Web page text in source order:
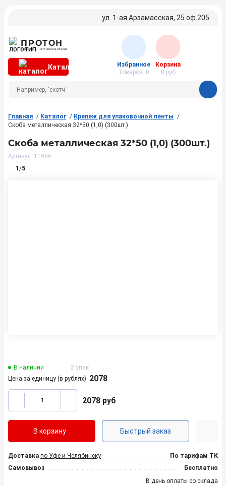
ул. 1-ая Арзамасская, 25 оф.205
ПРОТОН
Упаковка — это элементарно
Каталог
Избранное
Товаров: 0
Корзина
0 руб
Главная Каталог
Крепеж для упаковочной ленты
Скоба металлическая 32*50 (1,0) (300шт.)
Скоба металлическая 32*50 (1,0) (300шт.)
Артикул: 11986
1 /5
В наличии
2 упак
Цена за единицу (в рублях) 2078
2078 руб
В корзину Быстрый заказ
Доставка по Уфе и Челябинску
По тарифам ТК
Самовывоз
Бесплатно
В день оплаты со склада